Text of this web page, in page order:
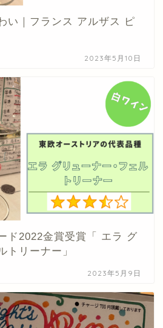
い｜フランス アルザス ピ
2023年5月10日
ド2022金賞受賞「 エラ グ
トリーナー」
2023年5月9日